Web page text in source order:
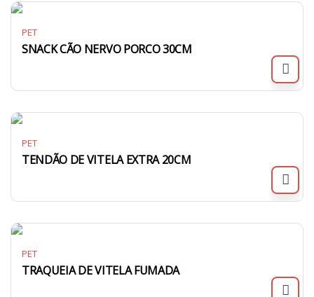
PET
SNACK CÃO NERVO PORCO 30CM
PET
TENDÃO DE VITELA EXTRA 20CM
PET
TRAQUEIA DE VITELA FUMADA